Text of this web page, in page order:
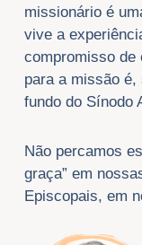
missionário é
vive a
compromisso de
para a missão é,
fundo do Sínodo
Não percamos
graça” em
Episcopais, em